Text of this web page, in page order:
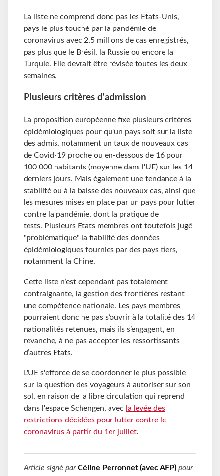
La liste ne comprend donc pas les Etats-Unis,
pays le plus touché par la pandémie de
coronavirus avec 2,5 millions de cas enregistrés,
pas plus que le Brésil, la Russie ou encore la
Turquie. Elle devrait être révisée toutes les deux
semaines.
Plusieurs critères d'admission
La proposition européenne fixe plusieurs critères
épidémiologiques pour qu'un pays soit sur la liste
des admis, notamment un taux de nouveaux cas
de Covid-19 proche ou en-dessous de 16 pour
100 000 habitants (moyenne dans l'UE) sur les 14
derniers jours. Mais également une tendance à la
stabilité ou à la baisse des nouveaux cas, ainsi que
les mesures mises en place par un pays pour lutter
contre la pandémie, dont la pratique de
tests. Plusieurs Etats membres ont toutefois jugé
"problématique" la fiabilité des données
épidémiologiques fournies par des pays tiers,
notamment la Chine.
Cette liste n’est cependant pas totalement
contraignante, la gestion des frontières restant
une compétence nationale. Les pays membres
pourraient donc ne pas s’ouvrir à la totalité des 14
nationalités retenues, mais ils s’engagent, en
revanche, à ne pas accepter les ressortissants
d’autres Etats.
L'UE s'efforce de se coordonner le plus possible
sur la question des voyageurs à autoriser sur son
sol, en raison de la libre circulation qui reprend
dans l'espace Schengen, avec la levée des
restrictions décidées pour lutter contre le
coronavirus à partir du 1er juillet.
Article signé parCéline Perronnet (avec AFP) pour